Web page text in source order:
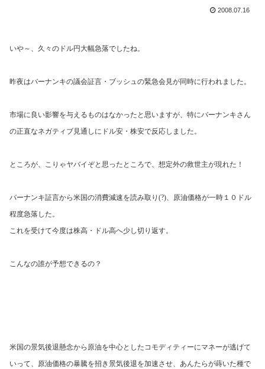
2008.07.16
いや～、久々のドル円大幅急落でしたね。
昨夜はバーナンキの議会証言・ブッシュの緊急会見が同時に行われました。
市場に良い影響を与えるものはなかったと思いますが、特にバーナンキさん
の正直なネガティブ見通しにドル安・株安で反応しました。
ところが、こりゃヤバイぞと思ったところで、想定外の救世主が現れた！
バーナンキ証言から米国の消費減速を読み取り (?)、原油価格が一時１０ドル
程度急落した。
これを受けて今度は株高・ドル高へ少し切り返す。
こんなの誰が予想できるの？
米国の景気後退懸念から原油を中心としたコモディティーにマネーが逃げて
いって、原油価格の暴騰を招き景気後退を加速させ、あんたらが蒔いた種で